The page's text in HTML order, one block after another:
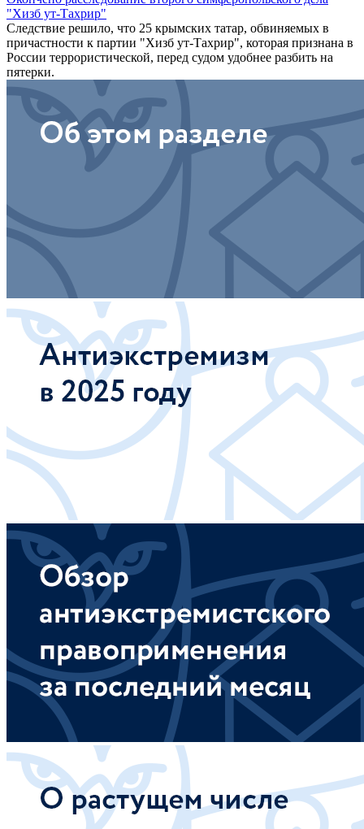
"Хизб ут-Тахрир"
Следствие решило, что 25 крымских татар, обвиняемых в
причастности к партии "Хизб ут-Тахрир", которая признана в
России террористической, перед судом удобнее разбить на
пятерки.